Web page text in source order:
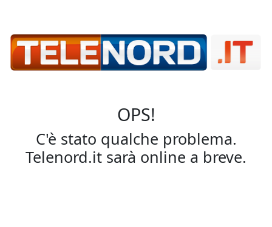
OPS!
C'è stato qualche problema.
Telenord.it sarà online a breve.